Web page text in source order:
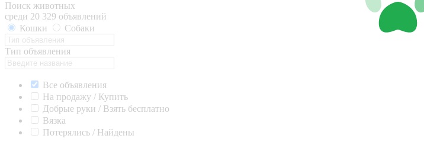
Поиск животных
среди 20 329 объявлений
Кошки
Собаки
Тип объявления
Все объявления
На продажу / Купить
Добрые руки / Взять бесплатно
Вязка
Потерялись / Найдены